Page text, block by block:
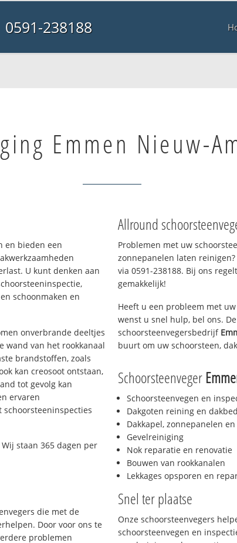
0591-238188
Emmen Nieuw-
en bieden een
U kunt denken aan
schoonmaken en
onverbrande deeltjes
wand van het rookkanaal
brandstoffen, zoals
kan creosoot ontstaan,
tot gevolg kan
ervaren
schoorsteeninspecties
staan 365 dagen per
die met de
Door voor ons te
problemen
Allround
Problemen met uw
zonnepanelen laten
via 0591-238188. Bij ons
gemakkelijk!
Heeft u een probleem met
wenst u snel hulp, bel ons.
schoorsteenvegersbedrijf
buurt om uw schoorsteen,
Schoorsteenveger
Schoorsteenvegen en
Dakgoten reining en
Dakkapel, zonnepanelen
Gevelreiniging
Nok reparatie en renovatie
Bouwen van rookkanalen
Lekkages opsporen en
Snel ter plaatse
Onze schoorsteenvegers
schoorsteenvegen en